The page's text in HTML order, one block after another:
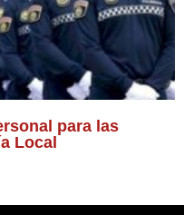
para las
Local